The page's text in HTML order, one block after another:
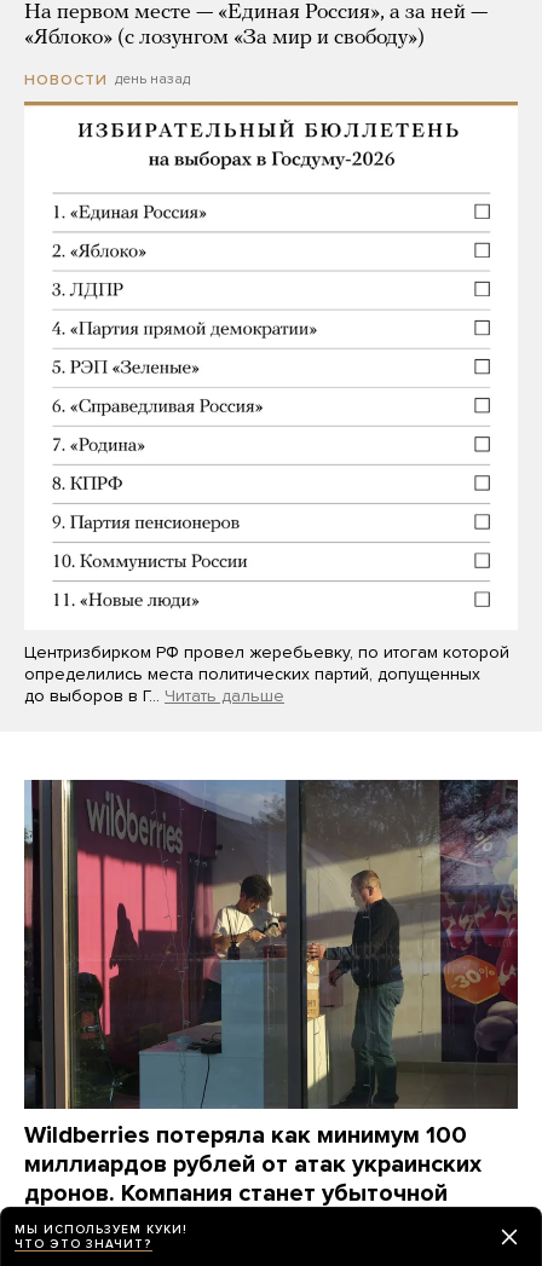
На первом месте — «Единая Россия», а за ней —
«Яблоко» (с лозунгом «За мир и свободу»)
НОВОСТИ день назад
Центризбирком РФ провел жеребьевку, по итогам которой
определились места политических партий, допущенных
до выборов в Г… Читать дальше
Wildberries потеряла как минимум 100
миллиардов рублей от атак украинских
дронов. Компания станет убыточной
на годы, ей придется «переизобретать
себя заново», пишет The Bell
МЫ ИСПОЛЬЗУЕМ КУКИ!
ЧТО ЭТО ЗНАЧИТ?